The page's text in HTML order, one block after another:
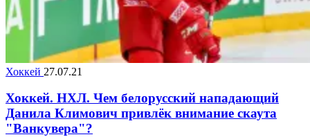
Хоккей 27.07.21
Хоккей. НХЛ. Чем белорусский нападающий
Данила Климович привлёк внимание скаута
"Ванкувера"?